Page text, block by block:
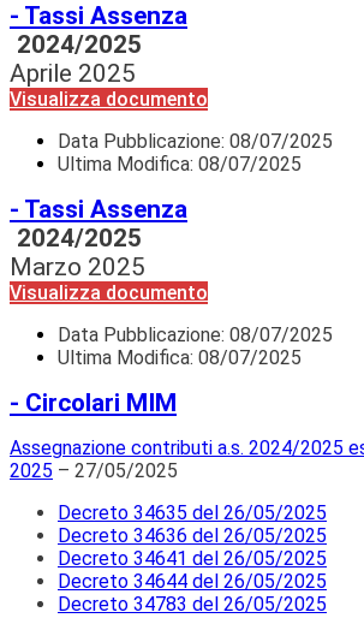
- Tassi Assenza
2024/2025
Aprile 2025
Visualizza documento
Data Pubblicazione: 08/07/2025
Ultima Modifica: 08/07/2025
- Tassi Assenza
2024/2025
Marzo 2025
Visualizza documento
Data Pubblicazione: 08/07/2025
Ultima Modifica: 08/07/2025
- Circolari MIM
Assegnazione contributi a.s. 2024/2025
2025 – 27/05/2025
Decreto 34635 del 26/05/2025
Decreto 34636 del 26/05/2025
Decreto 34641 del 26/05/2025
Decreto 34644 del 26/05/2025
Decreto 34783 del 26/05/2025